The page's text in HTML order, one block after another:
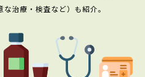
治療・検査など）も紹介。